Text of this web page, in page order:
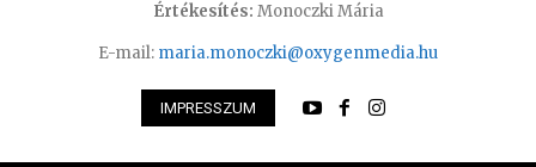
Értékesítés: Monoczki Mária
E-mail: maria.monoczki@oxygenmedia.hu
IMPRESSZUM